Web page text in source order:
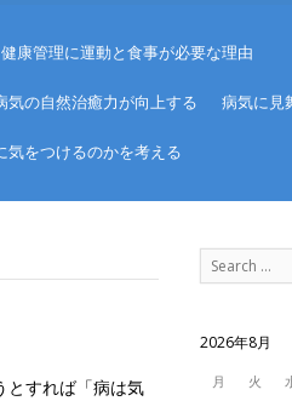
健康管理に運動と食事が必要な理由
気の自然治癒力が向上する 病気に見
気をつけるのかを考える
とすれば「病は気
Search
2026年8月
月 火